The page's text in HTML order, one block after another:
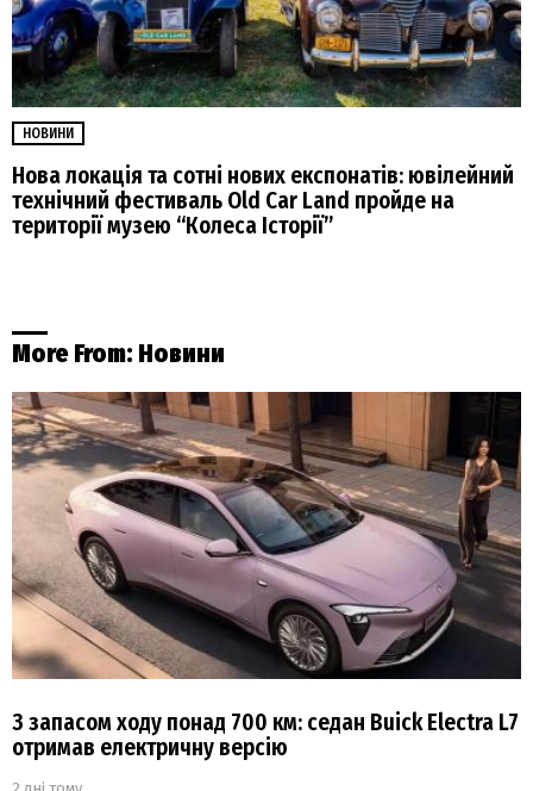
НОВИНИ
Нова локація та сотні нових експонатів: ювілейний
технічний фестиваль Old Car Land пройде на
території музею “Колеса Історії”
More From: Новини
З запасом ходу понад 700 км: седан Buick Electra L7
отримав електричну версію